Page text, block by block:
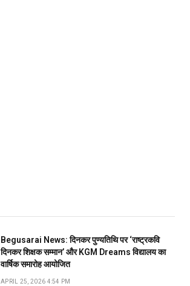
Begusarai News: दिनकर पुण्यतिथि पर ‘राष्ट्रकवि
दिनकर शिक्षक सम्मान’ और KGM Dreams विद्यालय का
वार्षिक समारोह आयोजित
APRIL 25, 2026 4:54 PM